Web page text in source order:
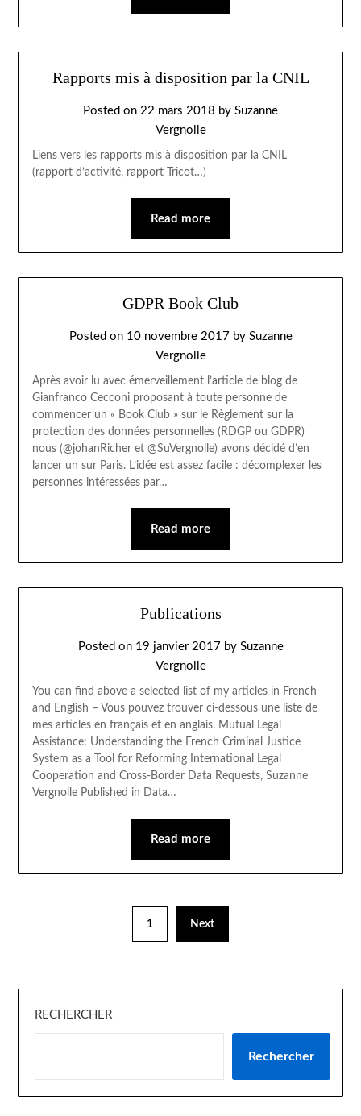
Rapports mis à disposition par la CNIL
Posted on 22 mars 2018 by Suzanne
Vergnolle
Liens vers les rapports mis à disposition par la CNIL
(rapport d’activité, rapport Tricot…)
Read more
GDPR Book Club
Posted on 10 novembre 2017 by Suzanne
Vergnolle
Après avoir lu avec émerveillement l’article de blog de
Gianfranco Cecconi proposant à toute personne de
commencer un « Book Club » sur le Règlement sur la
protection des données personnelles (RDGP ou GDPR)
nous (@johanRicher et @SuVergnolle) avons décidé d’en
lancer un sur Paris. L’idée est assez facile : décomplexer les
personnes intéressées par…
Read more
Publications
Posted on 19 janvier 2017 by Suzanne
Vergnolle
You can find above a selected list of my articles in French
and English – Vous pouvez trouver ci-dessous une liste de
mes articles en français et en anglais. Mutual Legal
Assistance: Understanding the French Criminal Justice
System as a Tool for Reforming International Legal
Cooperation and Cross-Border Data Requests, Suzanne
Vergnolle Published in Data…
Read more
1 Next
RECHERCHER
Rechercher